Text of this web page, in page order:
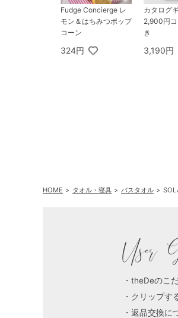
Fudge Concierge レ
モン＆はちみつポップ
コーン
324円
カタログ
2,900円
き
3,190円
HOME タオル・寝具 バスタオル
User
theDeのこ
クリップす
返品交換に